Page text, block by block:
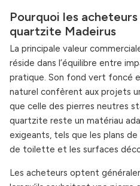
Pourquoi les
quartzite Madeirus
La principale valeur
réside dans l’équilibre entre
pratique. Son fond vert foncé
naturel confèrent aux projets
que celle des pierres neutres
quartzite reste un matériau
exigeants, tels que les plans
de toilette et les surfaces
Les acheteurs optent